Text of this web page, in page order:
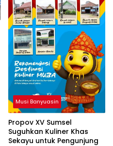
Musi Banyuasin
Propov XV Sumsel
Suguhkan Kuliner Khas
Sekayu untuk Pengunjung